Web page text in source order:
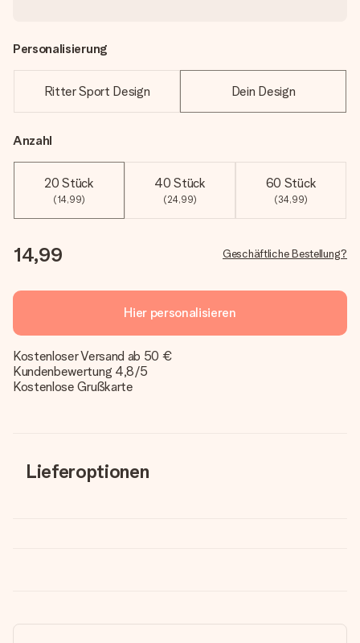
Personalisierung
Ritter Sport Design Dein Design
Anzahl
20 Stück
(14,99)
40 Stück
(24,99)
60 Stück
(34,99)
14,99 Geschäftliche Bestellung?
Hier personalisieren
Kostenloser Versand ab 50 €
Kundenbewertung 4,8/5
Kostenlose Grußkarte
Lieferoptionen